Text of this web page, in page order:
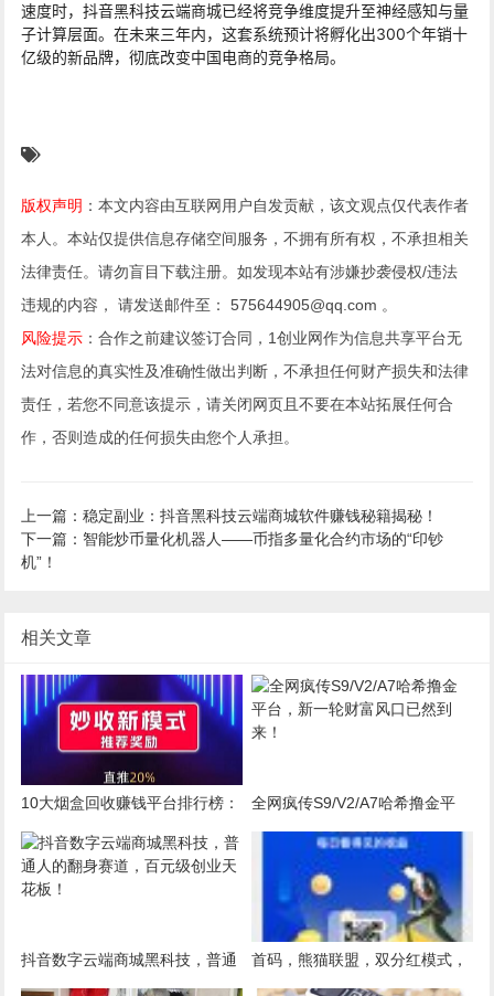
速度时，抖音黑科技云端商城已经将竞争维度提升至神经感知与量
子计算层面。在未来三年内，这套系统预计将孵化出300个年销十
亿级的新品牌，彻底改变中国电商的竞争格局。
版权声明 ：本文内容由互联网用户自发贡献，该文观点仅代表作者
本人。本站仅提供信息存储空间服务，不拥有所有权，不承担相关
法律责任。请勿盲目下载注册。如发现本站有涉嫌抄袭侵权/违法
违规的内容， 请发送邮件至： 575644905@qq.com 。
风险提示 ：合作之前建议签订合同，1创业网作为信息共享平台无
法对信息的真实性及准确性做出判断，不承担任何财产损失和法律
责任，若您不同意该提示，请关闭网页且不要在本站拓展任何合
作，否则造成的任何损失由您个人承担。
上一篇：稳定副业：抖音黑科技云端商城软件赚钱秘籍揭秘！
下一篇：智能炒币量化机器人——币指多量化合约市场的“印钞
机”！
相关文章
10大烟盒回收赚钱平台排行榜：
最好用的烟盒回收软件为什么选
妙收
全网疯传S9/V2/A7哈希撸金平
台，新一轮财富风口已然到来！
抖音数字云端商城黑科技，普通
首码，熊猫联盟，双分红模式，